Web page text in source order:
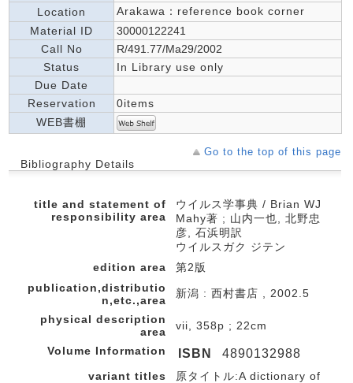
Location
Arakawa：reference book corner
Material ID
30000122241
Call No
R/491.77/Ma29/2002
Status
In Library use only
Due Date
Reservation
0items
WEB書棚
Go to the top of this page
Bibliography Details
title and statement of
responsibility area
ウイルス学事典 / Brian WJ
Mahy著 ; 山内一也, 北野忠
彦, 石浜明訳
ウイルスガク ジテン
edition area
第2版
publication,distributio
n,etc.,area
新潟 : 西村書店 , 2002.5
physical description
area
vii, 358p ; 22cm
Volume Information
ISBN 4890132988
variant titles
原タイトル:A dictionary of